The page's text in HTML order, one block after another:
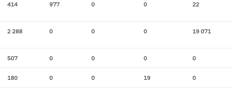
414 977 0 0 22
2 288 0 0 0 19 071
507 0 0 0 0
180 0 0 19 0